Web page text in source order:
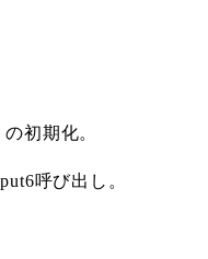
初期化。
呼び出し。